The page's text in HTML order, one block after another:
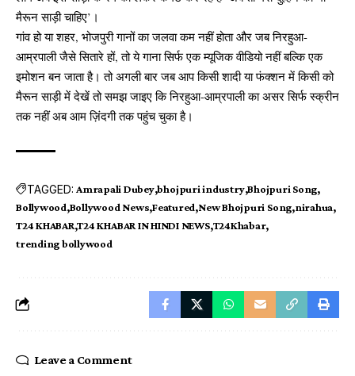
मैरून साड़ी चाहिए’।
गांव हो या शहर, भोजपुरी गानों का जलवा कम नहीं होता और जब निरहुआ-
आम्रपाली जैसे सितारे हों, तो ये गाना सिर्फ एक म्यूजिक वीडियो नहीं बल्कि एक
इमोशन बन जाता है। तो अगली बार जब आप किसी शादी या फंक्शन में किसी को
मैरून साड़ी में देखें तो समझ जाइए कि निरहुआ-आम्रपाली का असर सिर्फ स्क्रीन
तक नहीं अब आम ज़िंदगी तक पहुंच चुका है।
TAGGED: Amrapali Dubey bhojpuri industry Bhojpuri Song
Bollywood Bollywood News Featured New Bhojpuri Song nirahua
T24 KHABAR T24 KHABAR IN HINDI NEWS T24Khabar
trending bollywood
Leave a Comment